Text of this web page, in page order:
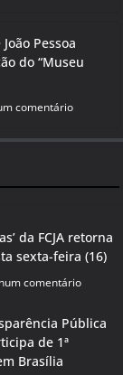
Pessoa
do “Museu
comentário
da FCJA retorna
sexta-feira (16)
comentário
Pública
de 1ª
Brasília